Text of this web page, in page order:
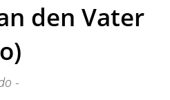
den Vater
-